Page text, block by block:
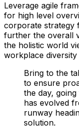
Leverage agile
for high level
corporate strategy
further the overall
the holistic world
workplace
Bring to the
to ensure
the day,
has evolved
runway
solution.